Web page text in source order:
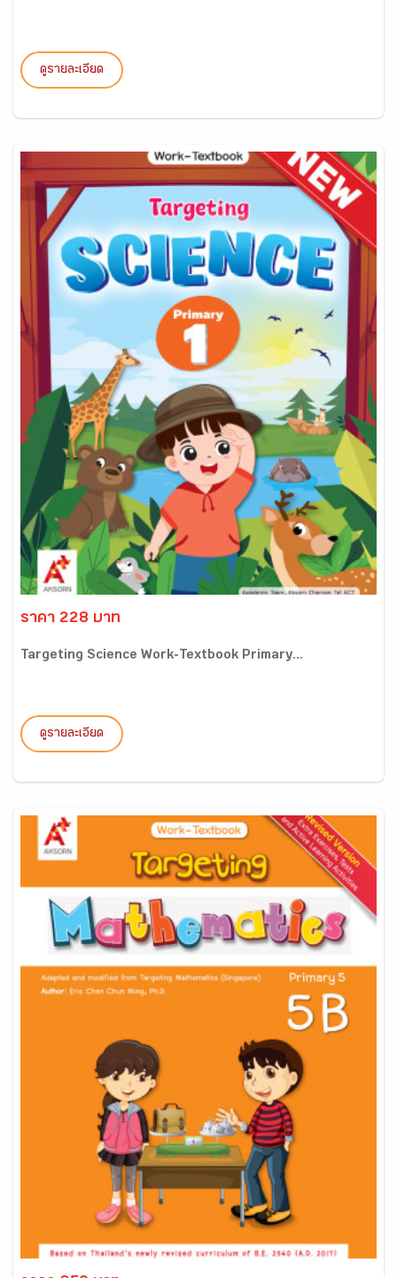
ดูรายละเอียด
ราคา 228 บาท
Targeting Science Work-Textbook Primary...
ดูรายละเอียด